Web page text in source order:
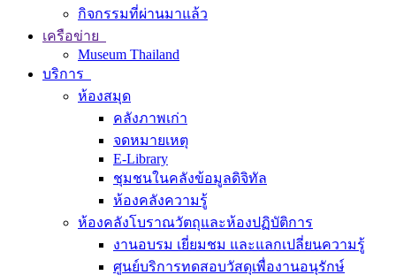
กิจกรรมที่ผ่านมาแล้ว
เครือข่าย
Museum Thailand
บริการ
ห้องสมุด
คลังภาพเก่า
จดหมายเหตุ
E-Library
ชุมชนในคลังข้อมูลดิจิทัล
ห้องคลังความรู้
ห้องคลังโบราณวัตถุและห้องปฏิบัติการ
งานอบรม เยี่ยมชม และแลกเปลี่ยนความรู้
ศูนย์บริการทดสอบวัสดุเพื่องานอนุรักษ์